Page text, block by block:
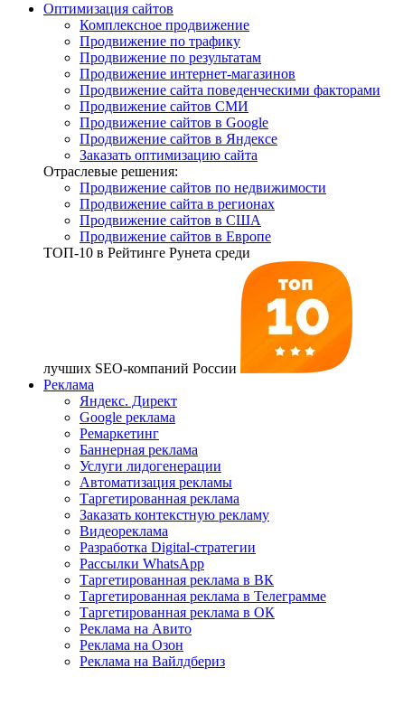
Оптимизация сайтов
Комплексное продвижение
Продвижение по трафику
Продвижение по результатам
Продвижение интернет-магазинов
Продвижение сайта поведенческими факторами
Продвижение сайтов СМИ
Продвижение сайтов в Google
Продвижение сайтов в Яндексе
Заказать оптимизацию сайта
Отраслевые решения:
Продвижение сайтов по недвижимости
Продвижение сайта в регионах
Продвижение сайтов в США
Продвижение сайтов в Европе
ТОП-10 в Рейтинге Рунета среди
лучших SEO-компаний России
Реклама
Яндекс. Директ
Google реклама
Ремаркетинг
Баннерная реклама
Услуги лидогенерации
Автоматизация рекламы
Таргетированная реклама
Заказать контекстную рекламу
Видеореклама
Разработка Digital-стратегии
Рассылки WhatsApp
Таргетированная реклама в ВК
Таргетированная реклама в Телеграмме
Таргетированная реклама в ОК
Реклама на Авито
Реклама на Озон
Реклама на Вайлдбериз